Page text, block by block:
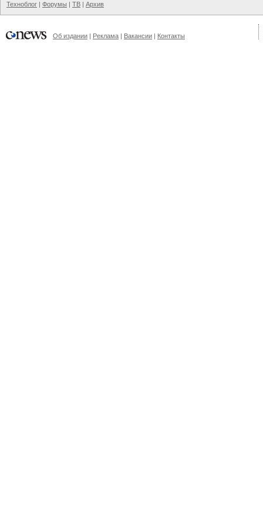
Техноблог | Форумы | ТВ | Архив
Об издании | Реклама | Вакансии | Контакты